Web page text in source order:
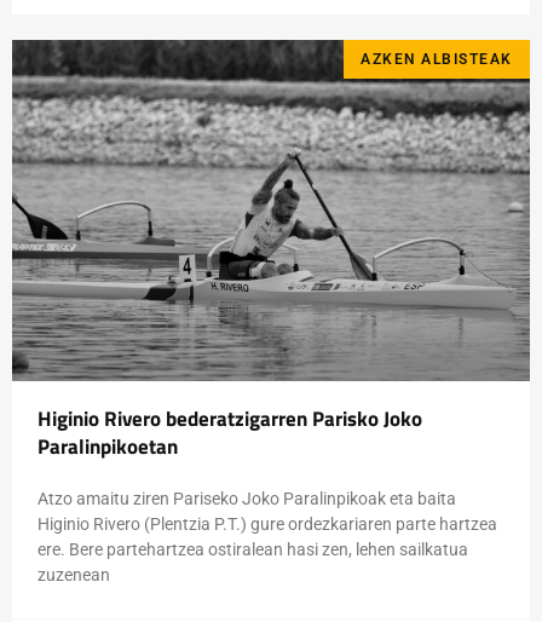
AZKEN ALBISTEAK
Higinio Rivero bederatzigarren Parisko Joko
Paralinpikoetan
Atzo amaitu ziren Pariseko Joko Paralinpikoak eta baita
Higinio Rivero (Plentzia P.T.) gure ordezkariaren parte hartzea
ere. Bere partehartzea ostiralean hasi zen, lehen sailkatua
zuzenean